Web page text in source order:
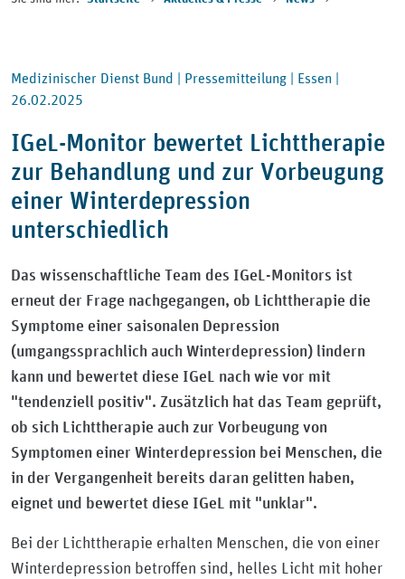
Medizinischer Dienst Bund | Pressemitteilung | Essen |
26.02.2025
IGeL-Monitor bewertet Lichttherapie
zur Behandlung und zur Vorbeugung
einer Winterdepression
unterschiedlich
Das wissenschaftliche Team des IGeL-Monitors ist
erneut der Frage nachgegangen, ob Lichttherapie die
Symptome einer saisonalen Depression
(umgangssprachlich auch Winterdepression) lindern
kann und bewertet diese IGeL nach wie vor mit
"tendenziell positiv". Zusätzlich hat das Team geprüft,
ob sich Lichttherapie auch zur Vorbeugung von
Symptomen einer Winterdepression bei Menschen, die
in der Vergangenheit bereits daran gelitten haben,
eignet und bewertet diese IGeL mit "unklar".
Bei der Lichttherapie erhalten Menschen, die von einer
Winterdepression betroffen sind, helles Licht mit hoher